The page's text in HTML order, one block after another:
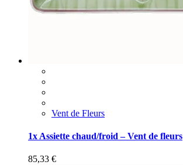
Vent de Fleurs
1x Assiette chaud/froid – Vent de fleurs
85,33 €